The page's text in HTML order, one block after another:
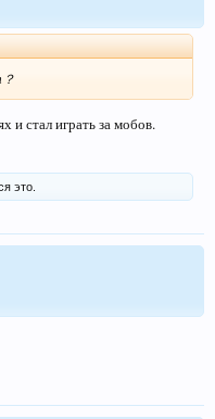
и стал играть за мобов.
это.